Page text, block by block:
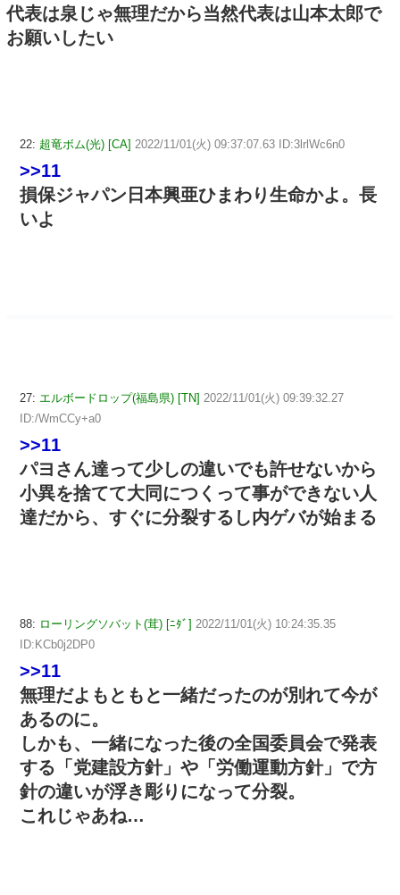
代表は泉じゃ無理だから当然代表は山本太郎で
お願いしたい
22: 超竜ボム(光) [CA] 2022/11/01(火) 09:37:07.63 ID:3lrlWc6n0
>>11
損保ジャパン日本興亜ひまわり生命かよ。長
いよ
27: エルボードロップ(福島県) [TN] 2022/11/01(火) 09:39:32.27
ID:/WmCCy+a0
>>11
パヨさん達って少しの違いでも許せないから
小異を捨てて大同につくって事ができない人
達だから、すぐに分裂するし内ゲバが始まる
88: ローリングソバット(茸) [ﾆﾀﾞ] 2022/11/01(火) 10:24:35.35
ID:KCb0j2DP0
>>11
無理だよもともと一緒だったのが別れて今が
あるのに。
しかも、一緒になった後の全国委員会で発表
する「党建設方針」や「労働運動方針」で方
針の違いが浮き彫りになって分裂。
これじゃあね…